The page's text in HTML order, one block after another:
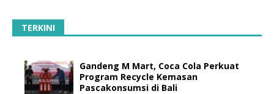
TERKINI
Gandeng M Mart, Coca Cola Perkuat
Program Recycle Kemasan
Pascakonsumsi di Bali